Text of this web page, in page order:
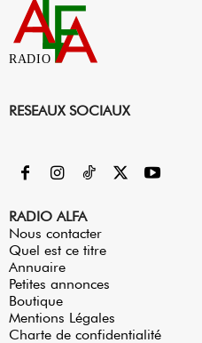
RADIO
RESEAUX SOCIAUX
RADIO ALFA
Nous contacter
Quel est ce titre
Annuaire
Petites annonces
Boutique
Mentions Légales
Charte de confidentialité